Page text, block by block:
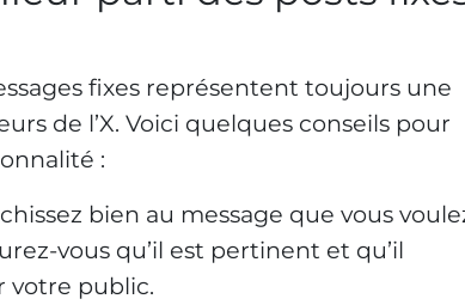
fixes représentent toujours une
de l’X. Voici quelques conseils pour
:
bien au message que vous
vous qu’il est pertinent et qu’il
votre public.